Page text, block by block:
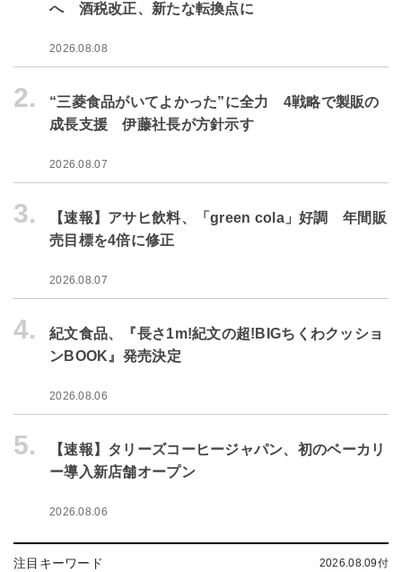
へ 酒税改正、新たな転換点に
2026.08.08
2.
“三菱食品がいてよかった”に全力 4戦略で製販の
成長支援 伊藤社長が方針示す
2026.08.07
3.
【速報】アサヒ飲料、「green cola」好調 年間販
売目標を4倍に修正
2026.08.07
4.
紀文食品、『長さ1m!紀文の超!BIGちくわクッショ
ンBOOK』発売決定
2026.08.06
5.
【速報】タリーズコーヒージャパン、初のベーカリ
ー導入新店舗オープン
2026.08.06
注目キーワード 2026.08.09付